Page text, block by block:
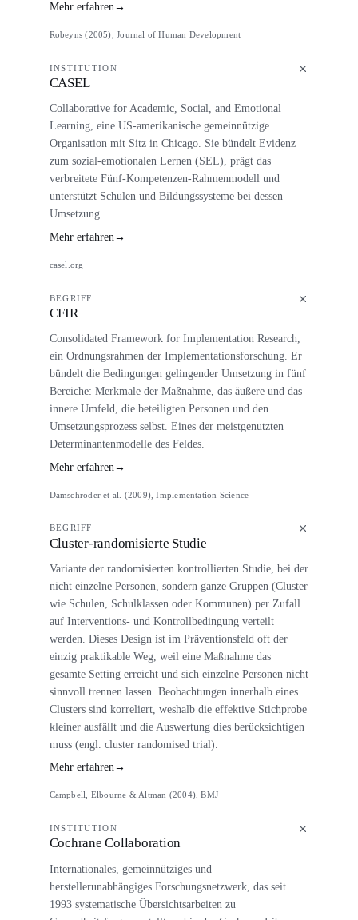
Mehr erfahren→
Robeyns (2005), Journal of Human Development
INSTITUTION
CASEL
Collaborative for Academic, Social, and Emotional
Learning, eine US-amerikanische gemeinnützige
Organisation mit Sitz in Chicago. Sie bündelt Evidenz
zum sozial-emotionalen Lernen (SEL), prägt das
verbreitete Fünf-Kompetenzen-Rahmenmodell und
unterstützt Schulen und Bildungssysteme bei dessen
Umsetzung.
Mehr erfahren →
casel.org
BEGRIFF
CFIR
Consolidated Framework for Implementation Research,
ein Ordnungsrahmen der Implementationsforschung. Er
bündelt die Bedingungen gelingender Umsetzung in fünf
Bereiche: Merkmale der Maßnahme, das äußere und das
innere Umfeld, die beteiligten Personen und den
Umsetzungsprozess selbst. Eines der meistgenutzten
Determinantenmodelle des Feldes.
Mehr erfahren →
Damschroder et al. (2009), Implementation Science
BEGRIFF
Cluster-randomisierte Studie
Variante der randomisierten kontrollierten Studie, bei der
nicht einzelne Personen, sondern ganze Gruppen (Cluster
wie Schulen, Schulklassen oder Kommunen) per Zufall
auf Interventions- und Kontrollbedingung verteilt
werden. Dieses Design ist im Präventionsfeld oft der
einzig praktikable Weg, weil eine Maßnahme das
gesamte Setting erreicht und sich einzelne Personen nicht
sinnvoll trennen lassen. Beobachtungen innerhalb eines
Clusters sind korreliert, weshalb die effektive Stichprobe
kleiner ausfällt und die Auswertung dies berücksichtigen
muss (engl. cluster randomised trial).
Mehr erfahren→
Campbell, Elbourne & Altman (2004), BMJ
INSTITUTION
Cochrane Collaboration
Internationales, gemeinnütziges und
herstellerunabhängiges Forschungsnetzwerk, das seit
1993 systematische Übersichtsarbeiten zu